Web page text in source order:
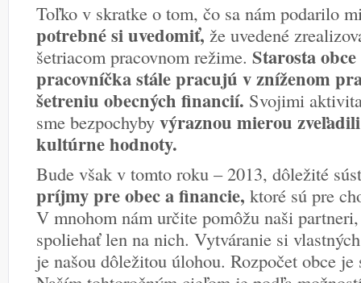
Toľko v skratke o tom, čo sa nám podarilo
potrebné si uvedomiť, že uvedené
šetriacom pracovnom režime. Starosta
pracovníčka stále pracujú v zníženom
šetreniu obecných financií. Svojimi
sme bezpochyby výraznou mierou
kultúrne hodnoty.
Bude však v tomto roku – 2013, dôležité
príjmy pre obec a financie, ktoré sú pre
V mnohom nám určite pomôžu naši
spoliehať len na nich. Vytváranie si
je našou dôležitou úlohou. Rozpočet obce